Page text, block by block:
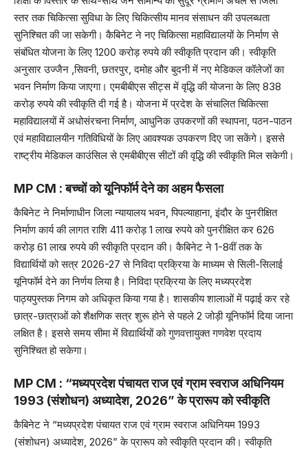
स्तर तक चिकित्सा सुविधा के लिए चिकित्सीय मानव संसाधन की उपलब्धता
सुनिश्चित की जा सकेगी। कैबिनेट ने नए चिकित्सा महाविद्यालयों के निर्माण से
संबंधित योजना के लिए 1200 करोड़ रुपये की स्वीकृति प्रदान की। स्वीकृति
अनुसार उज्जैन ,सिवनी, छतरपुर, दमोह और बुदनी में नए मेडिकल कॉलेजों का
भवन निर्माण किया जाएगा। एमबीबीएस सीट्स में वृद्धि की योजना के लिए 838
करोड़ रुपये की स्वीकृति दी गई है। योजना में प्रदेश के संचालित चिकित्सा
महाविद्यालयों में अधोसंरचना निर्माण, आधुनिक उपकरणों की स्थापना, पठन-पाठन
एवं महाविद्यालयीन गतिविधियों के लिए आवश्यक उपकरण दिए जा सकेंगे। इससे
राष्ट्रीय मेडिकल काउंसिल से एमबीबीएस सीटों की वृद्धि की स्वीकृति मिल सकेगी।
MP CM : बच्चों को यूनिफॉर्म देने का अहम फैसला
कैबिनेट ने निर्माणाधीन जिला न्यायालय भवन, पिपल्याहाना, इंदौर के पुनरीक्षित
निर्माण कार्य की लागत राशि 411 करोड़ 1 लाख रुपये को पुनरीक्षित कर 626
करोड़ 61 लाख रुपये की स्वीकृति प्रदान की। कैबिनेट ने 1-8वीं तक के
विद्यार्थियों को सत्र 2026-27 से निविदा प्रक्रिया के माध्यम से सिली-सिलाई
यूनिफॉर्म देने का निर्णय लिया है। निविदा प्रक्रिया के लिए मध्यप्रदेश
पाठ्यपुस्तक निगम को अधिकृत किया गया है। शासकीय शालाओं में पढ़ाई कर रहे
छात्र-छात्राओं को शैक्षणिक सत्र शुरू होने से पहले 2 जोड़ी यूनिफॉर्म दिया जाना
लक्षित है। इससे समय सीमा में विद्यार्थियों को गुणवत्तायुक्त गणवेश प्रदाय
सुनिश्चित हो सकेगा।
MP CM : “मध्यप्रदेश पंचायत राज एवं ग्राम स्वराज अधिनियम
1993 (संशोधन) अध्यादेश, 2026” के प्रारूप को स्वीकृति
कैबिनेट ने “मध्यप्रदेश पंचायत राज एवं ग्राम स्वराज अधिनियम 1993
(संशोधन) अध्यादेश, 2026” के प्रारूप को स्वीकृति प्रदान की। स्वीकृति